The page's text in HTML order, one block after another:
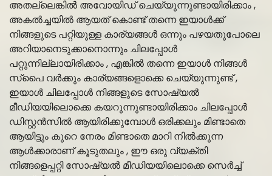
അതല്ലെങ്കിൽ അവോയിഡ് ചെയ്യുന്നുണ്ടായിരിക്കാം ,
അകൽച്ചയിൽ ആയത് കൊണ്ട് തന്നെ ഇയാൾക്ക്
നിങ്ങളുടെ പറ്റിയുള്ള കാര്യങ്ങൾ ഒന്നും പഴയതുപോലെ
അറിയാനെടുക്കാനൊന്നും ചിലപ്പോൾ
പറ്റുന്നില്ലായിരിക്കാം , എങ്കിൽ തന്നെ ഇയാൾ നിങ്ങൾ
സ്പൈ വർക്കും കാര്യങ്ങളൊക്കെ ചെയ്യുന്നുണ്ട് ,
ഇയാൾ ചിലപ്പോൾ നിങ്ങളുടെ സോഷ്യൽ
മീഡിയയിലൊക്കെ കയറുന്നുണ്ടായിരിക്കാം ചിലപ്പോൾ
ഡിസ്റ്റൻസിൽ ആയിരിക്കുമ്പോൾ ഒരിക്കലും മിണ്ടാതെ
ആയിട്ടും കുറെ നേരം മിണ്ടാതെ മാറി നിൽക്കുന്ന
ആൾക്കാരാണ് കൂടുതലും , ഈ ഒരു വ്യക്തി
നിങ്ങളെപ്പറ്റി സോഷ്യൽ മീഡിയയിലൊക്കെ സെർച്ച്